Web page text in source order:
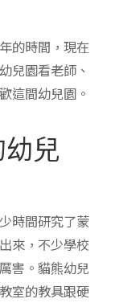
的時間，現在
兒園看老師、
這間幼兒園。
兒
時間研究了蒙
來，不少學校
害。貓熊幼兒
室的教具跟硬